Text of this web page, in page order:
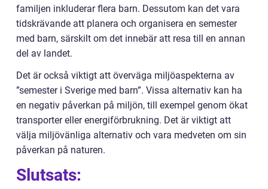
familjen inkluderar flera barn. Dessutom kan det vara
tidskrävande att planera och organisera en semester
med barn, särskilt om det innebär att resa till en annan
del av landet.
Det är också viktigt att överväga miljöaspekterna av
”semester i Sverige med barn”. Vissa alternativ kan ha
en negativ påverkan på miljön, till exempel genom ökat
transporter eller energiförbrukning. Det är viktigt att
välja miljövänliga alternativ och vara medveten om sin
påverkan på naturen.
Slutsats: